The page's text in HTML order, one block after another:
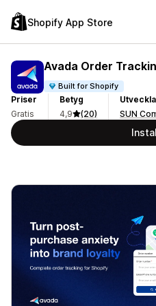
Shopify App Store
Avada Order
Built for Shopify
Priser
Gratis
Betyg
4,9
(20)
SUN